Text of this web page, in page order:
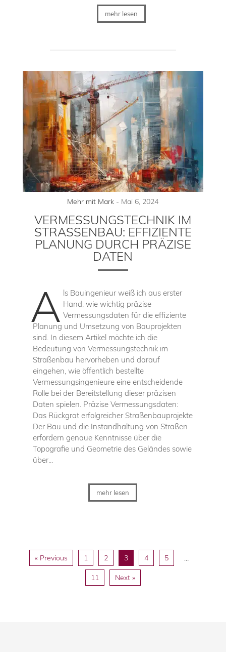
mehr lesen
Mehr mit Mark - Mai 6, 2024
VERMESSUNGSTECHNIK IM
STRASSENBAU: EFFIZIENTE P
LANUNG DURCH PRÄZISE D
ATEN
A ls Bauingenieur weiß ich aus erster
Hand, wie wichtig präzise
Vermessungsdaten für die effiziente
Planung und Umsetzung von Bauprojekten
sind. In diesem Artikel möchte ich die
Bedeutung von Vermessungstechnik im
Straßenbau hervorheben und darauf
eingehen, wie öffentlich bestellte
Vermessungsingenieure eine entscheidende
Rolle bei der Bereitstellung dieser präzisen
Daten spielen. Präzise Vermessungsdaten:
Das Rückgrat erfolgreicher Straßenbauprojekte
Der Bau und die Instandhaltung von Straßen
erfordern genaue Kenntnisse über die
Topografie und Geometrie des Geländes sowie
über...
mehr lesen
« Previous 1 2 3 4 5 …
11 Next »